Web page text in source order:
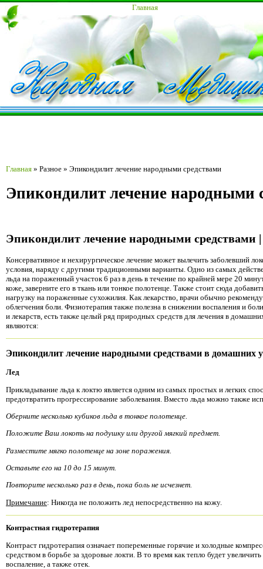
Главная
Главная » Разное » Эпикондилит лечение народными средствами
Эпикондилит лечение народными
Эпикондилит лечение народными средствами
Консервативное и нехирургическое лечение может вылечить заболевший
условия, наряду с другими традиционными варианты. Одно из самых
льда на пораженный участок 6 раз в день в течение по крайней мере 20
коже, заверните его в ткань или тонкое полотенце. Также стоит сюда
нагрузку на пораженные сухожилия. Как лекарство, врачи обычно
облегчения боли. Физиотерапия также полезна в снижении воспаления и
и лекарств, есть также целый ряд природных средств для лечения в
являются:
Эпикондилит лечение народными средствами в домашних
Лед
Прикладывание льда к локтю является одним из самых простых и легких
предотвратить прогрессирование заболевания. Вместо льда можно также
Оберните несколько кубиков льда в тонкое полотенце.
Положите Ваш локоть на подушку или другой мягкий предмет.
Разместите мягко полотенце на зоне поражения.
Оставьте его на 10 до 15 минут.
Повторите несколько раз в день, пока боль не исчезнет.
Примечание: Никогда не положить лед непосредственно на кожу.
Контрастная гидротерапия
Контраст гидротерапия означает попеременные горячие и холодные
средством в борьбе за здоровые локти. В то время как тепло будет
воспаление, а также отек.